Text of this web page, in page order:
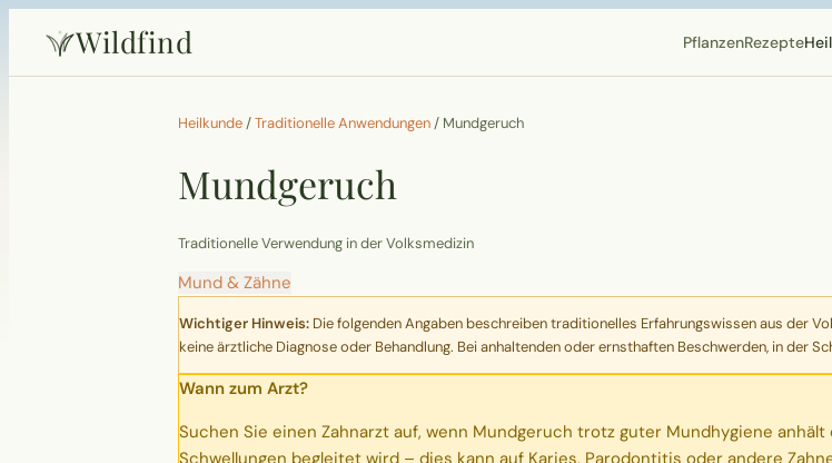
Wildfind PflanzenRezepte
Heilkunde /Traditionelle Anwendungen / Mundgeruch
Mundgeruch
Traditionelle Verwendung in der Volksmedizin
Mund & Zähne
Wichtiger Hinweis: Die folgenden Angaben beschreiben traditionelles Erfahrungswissen aus der
keine ärztliche Diagnose oder Behandlung. Bei anhaltenden oder ernsthaften Beschwerden, in der
Wann zum Arzt?
Suchen Sie einen Zahnarzt auf, wenn Mundgeruch trotz guter Mundhygiene
Schwellungen begleitet wird – dies kann auf Karies, Parodontitis oder andere